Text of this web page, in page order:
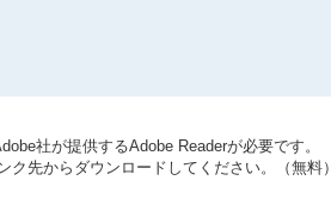
社が提供するAdobe Readerが必要です。
先からダウンロードしてください。（無料）